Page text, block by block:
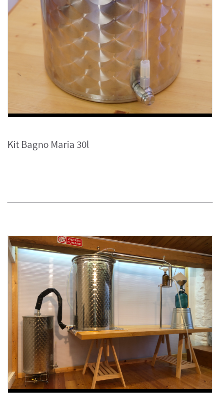
Kit Bagno Maria 30l